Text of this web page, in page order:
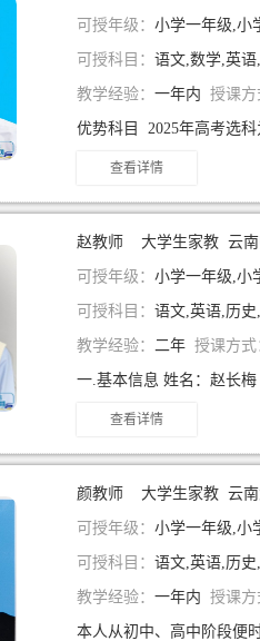
可授年级： 小学一年级,小学二
可授科目： 语文,数学,英
教学经验： 一年内 授课方
查看详情
赵教师 大学生家教 云
可授年级： 小学一年级,小学
可授科目： 语文,英语,历
教学经验： 二年 授课方式
查看详情
颜教师 大学生家教 云
可授年级： 小学一年级,小学二年
可授科目： 语文,英语,历
教学经验： 一年内 授课方